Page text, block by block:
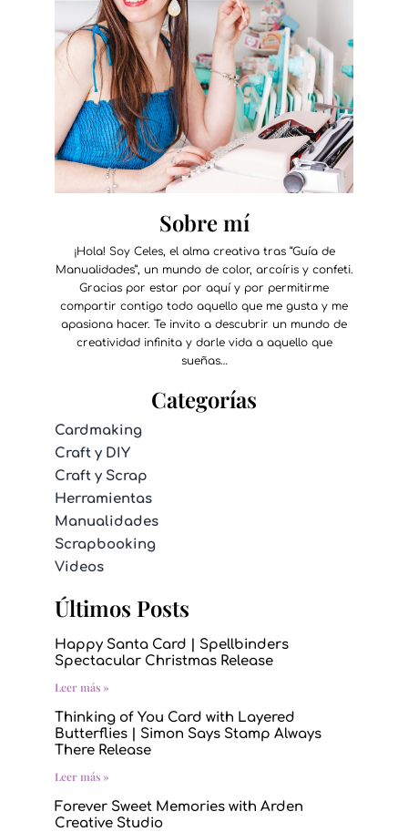
Sobre mí
¡Hola! Soy Celes, el alma creativa tras “Guía de
Manualidades”, un mundo de color, arcoíris y confeti.
Gracias por estar por aquí y por permitirme
compartir contigo todo aquello que me gusta y me
apasiona hacer. Te invito a descubrir un mundo de
creatividad infinita y darle vida a aquello que
sueñas…
Categorías
Cardmaking
Craft y DIY
Craft y Scrap
Herramientas
Manualidades
Scrapbooking
Videos
Últimos Posts
Happy Santa Card | Spellbinders
Spectacular Christmas Release
Leer más »
Thinking of You Card with Layered
Butterflies | Simon Says Stamp Always
There Release
Leer más »
Forever Sweet Memories with Arden
Creative Studio